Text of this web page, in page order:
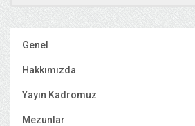
Genel
Hakkımızda
Yayın Kadromuz
Mezunlar